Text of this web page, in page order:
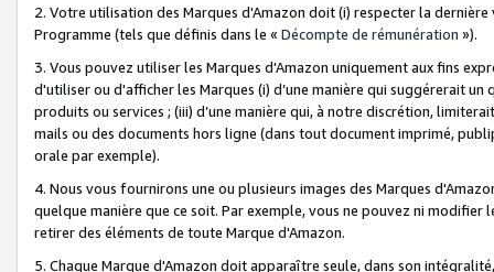
2. Votre utilisation des Marques d'Amazon doit (i) respecter la
Programme (tels que définis dans le « Décompte de rémunération »).
3. Vous pouvez utiliser les Marques d'Amazon uniquement aux fins
d'utiliser ou d'afficher les Marques (i) d’une manière qui suggérerait
produits ou services ; (iii) d’une manière qui, à notre discrétion,
mails ou des documents hors ligne (dans tout document imprimé,
orale par exemple).
4. Nous vous fournirons une ou plusieurs images des Marques
quelque manière que ce soit. Par exemple, vous ne pouvez ni
retirer des éléments de toute Marque d'Amazon.
5. Chaque Marque d'Amazon doit apparaître seule, dans son